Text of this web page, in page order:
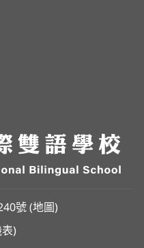
號 (地圖 )
)